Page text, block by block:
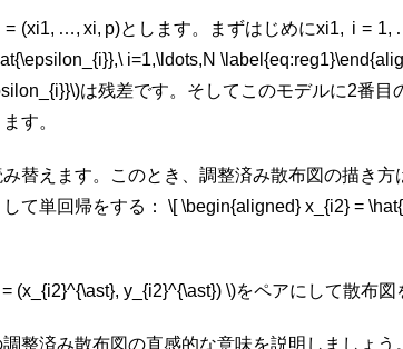
= (xi1, …,xi, p)とします。まずはじめにxi1, i = 1,
i=1,\ldots,N
は残差です。そしてこのモデルに2番目
す。
み替えます。このとき、調整済み散布図の描き方
て単回帰をする： \[ \begin{aligned} x_{i2} =
(x_{i2}^{\ast}, y_{i2}^{\ast}) \)をペアにして散布図
整済み散布図の直感的な意味を説明しましょう。